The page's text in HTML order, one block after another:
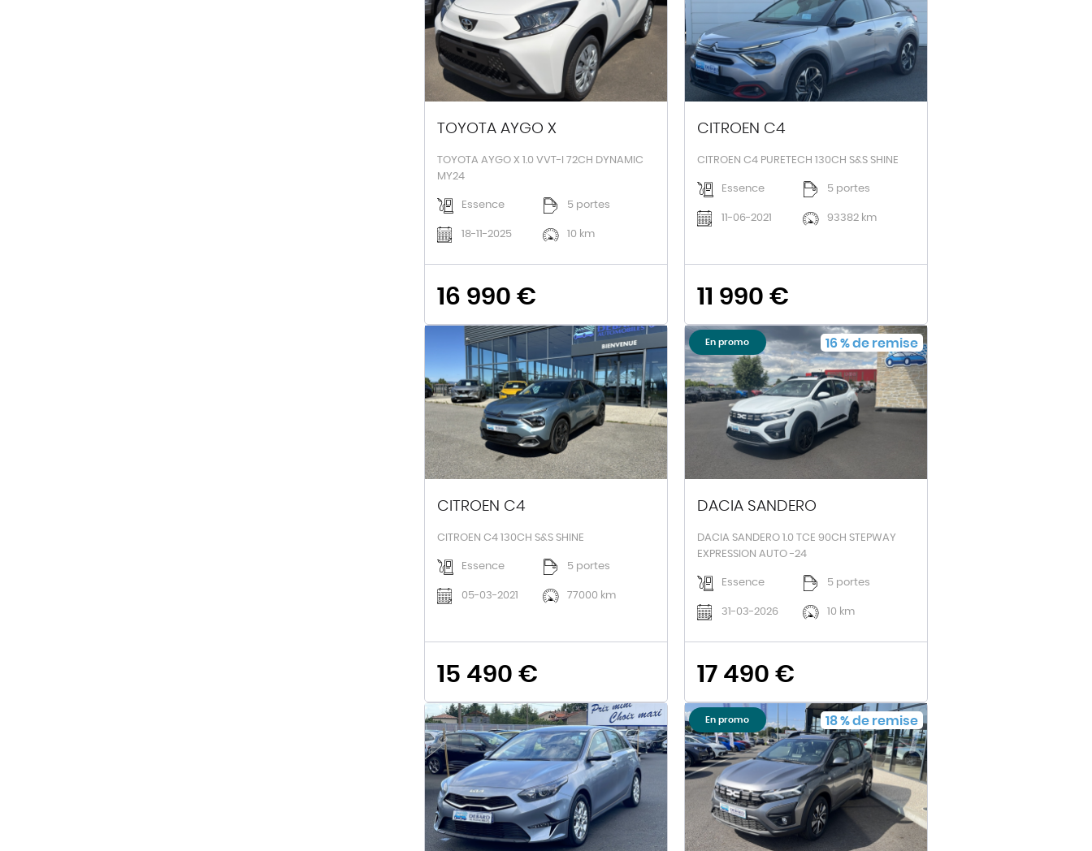
TOYOTA AYGO X
TOYOTA AYGO X 1.0 VVT-I 72CH DYNAMIC
MY24
Essence 5 portes
18-11-2025 10 km
16 990 €
CITROEN C4
CITROEN C4 PURETECH 130CH S&S SHINE
Essence 5 portes
11-06-2021 93382 km
11 990 €
CITROEN C4
CITROEN C4 130CH S&S SHINE
Essence 5 portes
05-03-2021 77000 km
15 490 €
En promo 16%de remise
DACIA SANDERO
DACIA SANDERO 1.0 TCE 90CH STEPWAY
EXPRESSION AUTO -24
Essence 5 portes
31-03-2026 10 km
17 490 €
En promo 18%de remise